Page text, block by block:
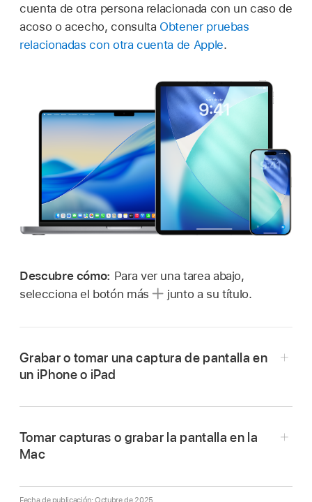
cuenta de otra persona relacionada con un caso de
acoso o acecho, consulta Obtener pruebas
relacionadas con otra cuenta de Apple.
Descubre cómo: Para ver una tarea abajo,
selecciona el botón más
junto a su título.
Grabar o tomar una captura de pantalla en
un iPhone o iPad
En un iPhone o iPad conFace ID:presiona
Tomar capturas o grabar la pantalla en la
Mac
la app Captura de Pantalla y mostrar las
Fecha de publicación: Octubre de 2025